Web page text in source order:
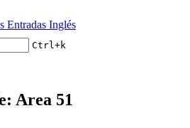
Entradas Inglés
Ctrl+k
Area 51